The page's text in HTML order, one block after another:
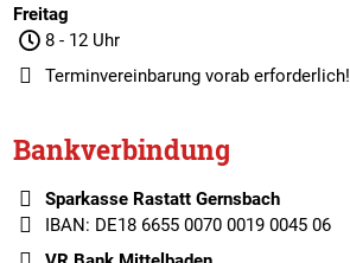
Freitag
8 - 12 Uhr
Terminvereinbarungvorab erforderlich!
Bankverbindung
Sparkasse Rastatt Gernsbach
IBAN: DE18 6655 0070 0019 0045 06